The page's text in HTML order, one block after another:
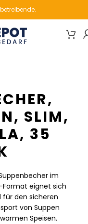
SLIM,
35
im
Format eignet sich
für den sicheren
von Suppen
Speisen.